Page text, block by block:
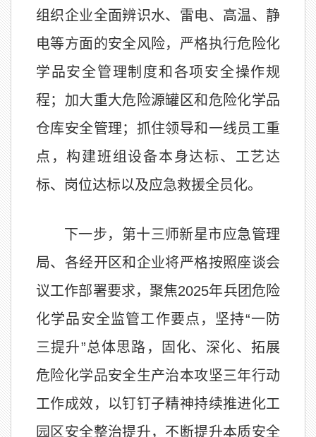
组织企业全面辨识水、雷电、高温、静
电等方面的安全风险，严格执行危险化
学品安全管理制度和各项安全操作规
程；加大重大危险源罐区和危险化学品
仓库安全管理；抓住领导和一线员工重
点，构建班组设备本身达标、工艺达
标、岗位达标以及应急救援全员化。
下一步，第十三师新星市应急管理
局、各经开区和企业将严格按照座谈会
议工作部署要求，聚焦2025年兵团危险
化学品安全监管工作要点，坚持“一防
三提升”总体思路，固化、深化、拓展
危险化学品安全生产治本攻坚三年行动
工作成效，以钉钉子精神持续推进化工
园区安全整治提升，不断提升本质安全